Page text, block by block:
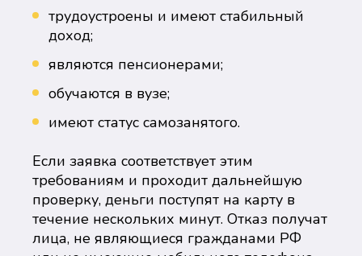
трудоустроены и имеют стабильный
доход;
являются пенсионерами;
обучаются в вузе;
имеют статус самозанятого.
Если заявка соответствует этим
требованиям и проходит дальнейшую
проверку, деньги поступят на карту в
течение нескольких минут. Отказ получат
лица, не являющиеся гражданами РФ